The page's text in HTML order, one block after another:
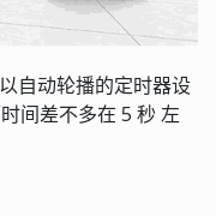
自动轮播的定时器设
间差不多在 5 秒 左